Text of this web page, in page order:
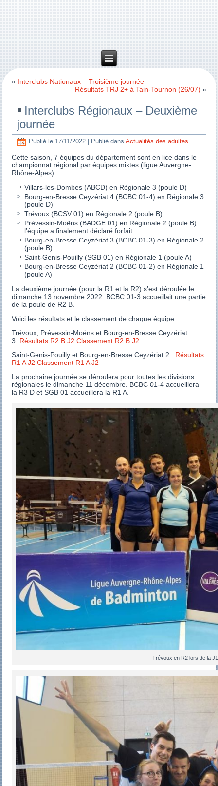
« Interclubs Nationaux – Troisième journée
Résultats TRJ 2+ à Tain-Tournon (26/07) »
Interclubs Régionaux – Deuxième
journée
Publié le 17/11/2022 Publié dans Actualités des adultes
Cette saison, 7 équipes du département sont en lice dans le
championnat régional par équipes mixtes (ligue Auvergne-
Rhône-Alpes).
Villars-les-Dombes (ABCD) en Régionale 3 (poule D)
Bourg-en-Bresse Ceyzériat 4 (BCBC 01-4) en Régionale 3
(poule D)
Trévoux (BCSV 01) en Régionale 2 (poule B)
Prévessin-Moëns (BADGE 01) en Régionale 2 (poule B) :
l’équipe a finalement déclaré forfait
Bourg-en-Bresse Ceyzériat 3 (BCBC 01-3) en Régionale 2
(poule B)
Saint-Genis-Pouilly (SGB 01) en Régionale 1 (poule A)
Bourg-en-Bresse Ceyzériat 2 (BCBC 01-2) en Régionale 1
(poule A)
La deuxième journée (pour la R1 et la R2) s’est déroulée le
dimanche 13 novembre 2022. BCBC 01-3 accueillait une partie
de la poule de R2 B.
Voici les résultats et le classement de chaque équipe.
Trévoux, Prévessin-Moëns et Bourg-en-Bresse Ceyzériat
3: Résultats R2 B J2 Classement R2 B J2
Saint-Genis-Pouilly et Bourg-en-Bresse Ceyzériat 2 : Résultats
R1 A J2 Classement R1 A J2
La prochaine journée se déroulera pour toutes les divisions
régionales le dimanche 11 décembre. BCBC 01-4 accueillera
la R3 D et SGB 01 accueillera la R1 A.
Trévoux en R2 lors de la J1